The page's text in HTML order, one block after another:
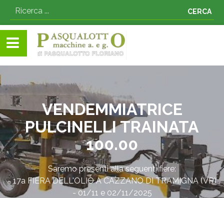
CERCA
VENDEMMIATRICE
PULCINELLI TRAINATA
100.00
Saremo presenti alla seguenti fiere:
- 17a FIERA DELL'OLIO A CAZZANO DI TRAMIGNA (VR)
- 01/11 e 02/11/2025